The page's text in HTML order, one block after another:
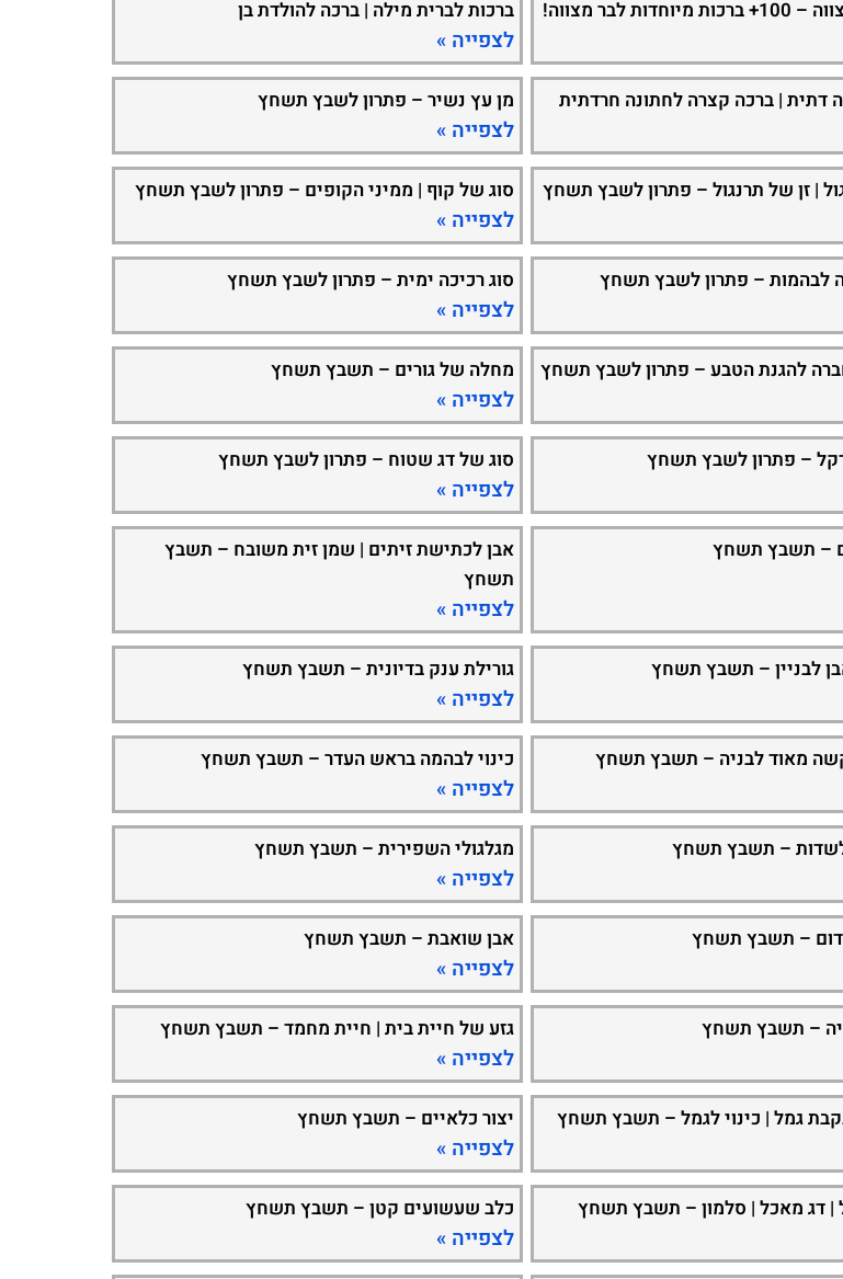
לבר מצווה! ברכות לברית מילה | ברכה להולדת בן
לצפייה »
דתית | ברכה קצרה לחתונה חרדתית מן עץ נשיר – פתרון לשבץ תשחץ
לצפייה »
| זן של תרנגול – פתרון לשבץ תשחץ סוג של קוף | ממיני הקופים – פתרון לשבץ תשחץ
לצפייה »
לבהמות – פתרון לשבץ תשחץ סוג רכיכה ימית – פתרון לשבץ תשחץ
לצפייה »
להגנת הטבע – פתרון לשבץ תשחץ מחלה של גורים – תשבץ תשחץ
לצפייה »
– פתרון לשבץ תשחץ סוג של דג שטוח – פתרון לשבץ תשחץ
לצפייה »
– תשבץ תשחץ
אבן לכתישת זיתים | שמן זית משובח – תשבץ
תשחץ
לצפייה »
לבניין – תשבץ תשחץ גורילת ענק בדיונית – תשבץ תשחץ
לצפייה »
מאוד לבניה – תשבץ תשחץ כינוי לבהמה בראש העדר – תשבץ תשחץ
לצפייה »
– תשבץ תשחץ מגלגולי השפירית – תשבץ תשחץ
לצפייה »
– תשבץ תשחץ אבן שואבת – תשבץ תשחץ
לצפייה »
– תשבץ תשחץ גזע של חיית בית | חיית מחמד – תשבץ תשחץ
לצפייה »
גמל | כינוי לגמל – תשבץ תשחץ יצור כלאיים – תשבץ תשחץ
לצפייה »
| דג מאכל | סלמון – תשבץ תשחץ כלב שעשועים קטן – תשבץ תשחץ
לצפייה »